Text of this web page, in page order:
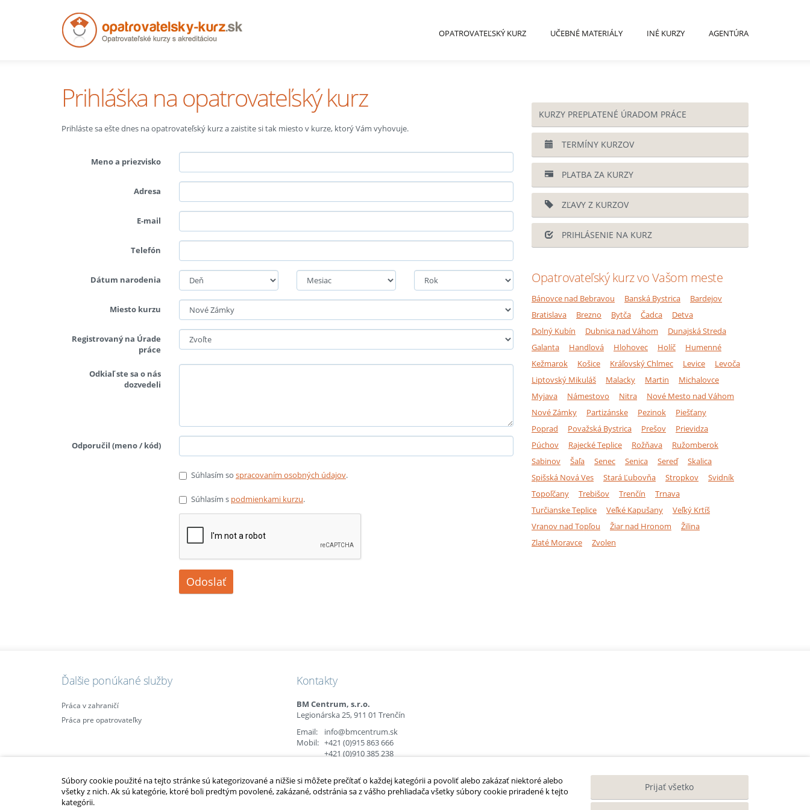
OPATROVATEĽSKÝ KURZ UČEBNÉ MATERIÁLY INÉ KURZY AGENTÚRA
Prihláška na opatrovateľský kurz
Prihláste sa ešte dnes na opatrovateľský kurz a zaistite si tak miesto v kurze, ktorý Vám vyhovuje.
Meno a priezvisko
Adresa
E-mail
Telefón
Dátum narodenia
Miesto kurzu
Registrovaný na Úrade
práce
Odkiaľ ste sa o nás
dozvedeli
Odporučil (meno / kód)
Súhlasím so spracovaním osobných údajov.
Súhlasím s podmienkami kurzu.
Odoslať
KURZY PREPLATENÉ ÚRADOM PRÁCE
TERMÍNY KURZOV
PLATBA ZA KURZY
ZĽAVY Z KURZOV
PRIHLÁSENIE NA KURZ
Opatrovateľský kurz vo Vašom meste
Bánovce nad Bebravou Banská Bystrica
Bardejov
Bratislava
Brezno Bytča Čadca
Detva
Dolný Kubín
Dubnica nad Váhom
Dunajská Streda
Galanta
Handlová Hlohovec Holíč
Humenné
Kežmarok
Košice Kráľovský Chlmec Levice
Levoča
Liptovský Mikuláš
Malacky Martin
Michalovce
Myjava
Námestovo Nitra
Nové Mesto nad Váhom
Nové Zámky
Partizánske Pezinok
Piešťany
Poprad
Považská Bystrica Prešov
Prievidza
Púchov
Rajecké Teplice Rožňava
Ružomberok
Sabinov
Šaľa Senec Senica Sereď
Skalica
Spišská Nová Ves
Stará Ľubovňa Stropkov
Svidník
Topoľčany
Trebišov Trenčín
Trnava
Turčianske Teplice
Veľké Kapušany
Veľký Krtíš
Vranov nad Topľou
Žiar nad Hronom
Žilina
Zlaté Moravce
Zvolen
Ďalšie ponúkané služby
Práca v zahraničí
Práca pre opatrovateľky
Kontakty
BM Centrum, s.r.o.
Legionárska 25, 911 01 Trenčín
Email:
info@bmcentrum.sk
Mobil: +421 (0)915 863 666
+421 (0)910 385 238
2010 – 2014 © Copyright
Súbory cookie použité na tejto stránke sú kategorizované a nižšie si môžete prečítať o každej kategórii a povoliť alebo zakázať niektoré alebo
všetky z nich. Ak sú kategórie, ktoré boli predtým povolené, zakázané, odstránia sa z vášho prehliadača všetky súbory cookie priradené k tejto
kategórii.
Prijať všetko